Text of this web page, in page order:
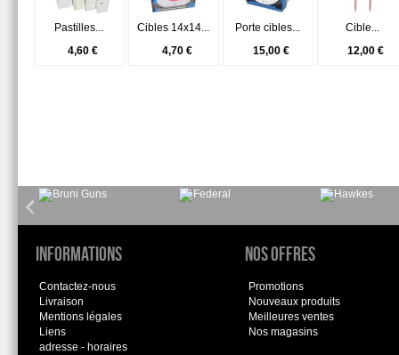
Pastilles...
4,60 €
Cibles 14x14...
4,70 €
Porte cibles...
15,00 €
Cible...
12,00 €
Informations
Contactez-nous
Livraison
Mentions légales
Liens
adresse - horaires
Nos offres
Promotions
Nouveaux produits
Meilleures ventes
Nos magasins